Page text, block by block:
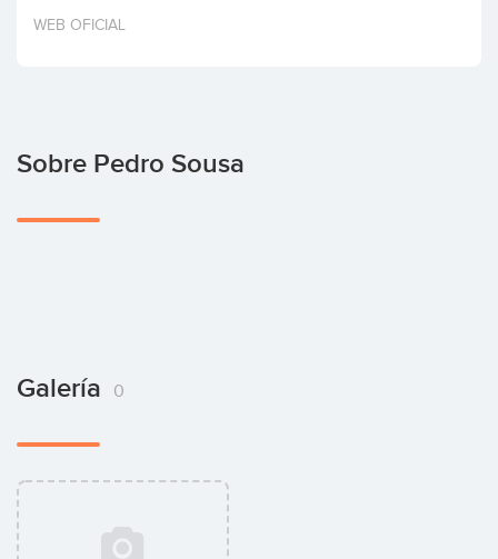
Invertir
WEB OFICIAL
Sobre Pedro Sousa
Galería 0